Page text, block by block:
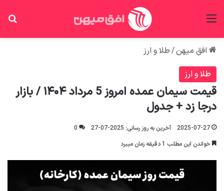
افق میهن/طلا و ارز
طلا و ارز
قیمت سیمان عمده امروز 5 مرداد ۱۴۰۴ / بازار
درجا زد + جدول
2025-07-27 آخرین به روز رسانی: 2025-07-27
0
خواندن این مطلب 1 دقیقه زمان میبرد